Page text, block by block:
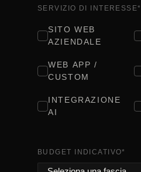
SERVIZIO DI INTERESSE*
SITO WEB
AZIENDALE
WEB APP /
CUSTOM
INTEGRAZIONE
AI
BUDGET INDICATIVO*